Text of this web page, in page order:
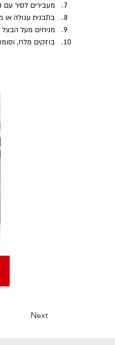
מעבירים לסיר
בתבנית עגולה
מניחים מעל
בוזקים מלח, וסומאק ואופים עוד
Next